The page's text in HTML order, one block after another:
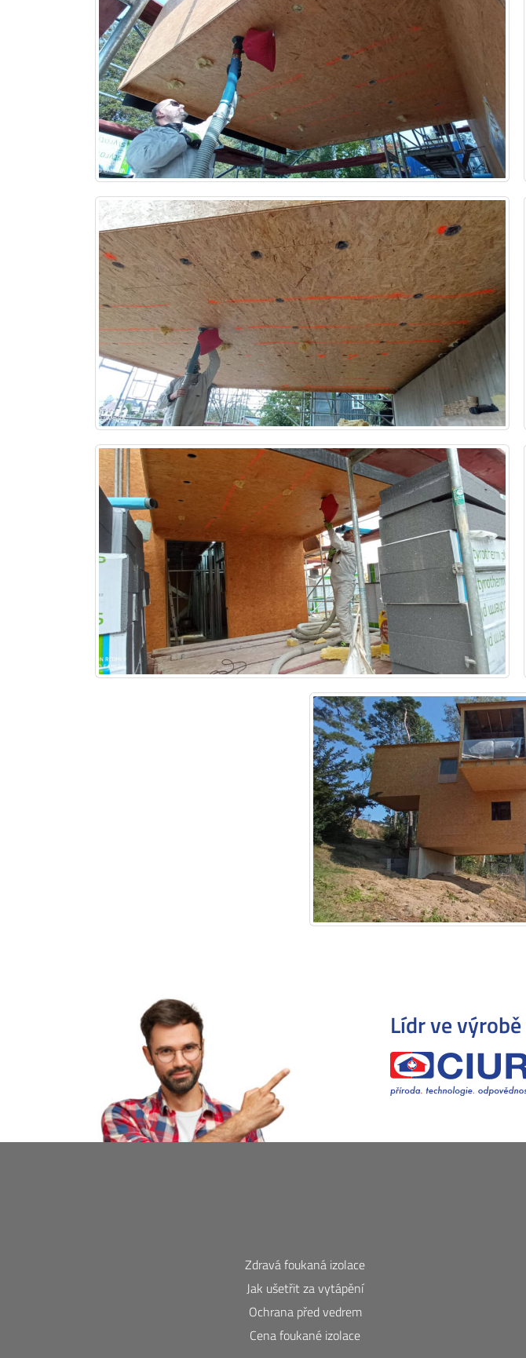
Lídr ve výrobě
Zdravá foukaná izolace
Jak ušetřit za vytápění
Ochrana před vedrem
Cena foukané izolace